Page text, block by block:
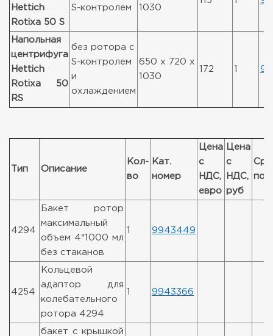
Hettich
Rotixa 50 S
S-контролем
1030
Напольная
центрифуга
Hettich
Rotixa 50
RS
без ротора с
S-контролем
и
охлаждением
650 x 720 x
1030
172 1
Тип Описание
Кол-
во
Кат.
номер
Цена
с
НДС,
евро
Цена
с
НДС,
руб
4294
Бакет ротор
максимальный
объем 4*1000 мл
без стаканов
1 9943449
4254
Кольцевой
адаптор для
колебательного
ротора 4294
1 9943366
бакет с крышкой